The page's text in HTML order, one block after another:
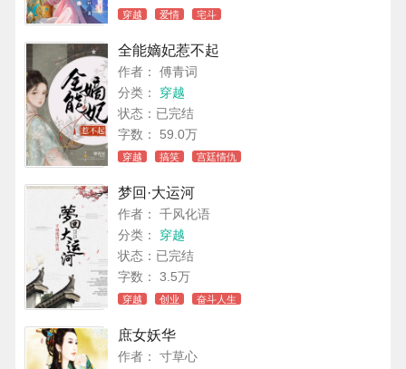
穿越 爱情 宅斗
全能嫡妃惹不起
作者： 傅青词
分类： 穿越
状态：已完结
字数： 59.0万
穿越 搞笑 宫廷情仇
梦回·大运河
作者： 千风化语
分类： 穿越
状态：已完结
字数： 3.5万
穿越 创业 奋斗人生
庶女妖华
作者： 寸草心